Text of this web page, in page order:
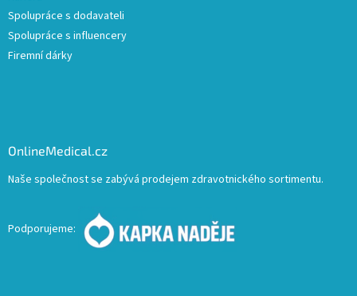
Spolupráce s dodavateli
Spolupráce s influencery
Firemní dárky
OnlineMedical.cz
Naše společnost se zabývá prodejem zdravotnického sortimentu.
Podporujeme: